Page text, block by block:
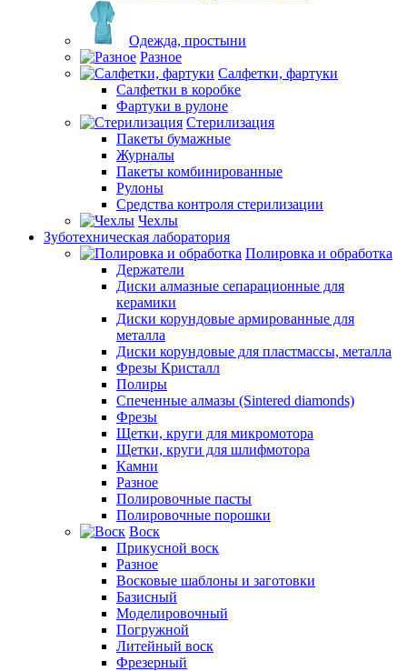
Одежда, простыни
Разное
Салфетки, фартуки
Салфетки в коробке
Фартуки в рулоне
Стерилизация
Пакеты бумажные
Журналы
Пакеты комбинированные
Рулоны
Средства контроля стерилизации
Чехлы
Зуботехническая лаборатория
Полировка и обработка
Держатели
Диски алмазные сепарационные для
керамики
Диски корундовые армированные для
металла
Диски корундовые для пластмассы, металла
Фрезы Кристалл
Полиры
Спеченные алмазы (Sintered diamonds)
Фрезы
Щетки, круги для микромотора
Щетки, круги для шлифмотора
Камни
Разное
Полировочные пасты
Полировочные порошки
Воск
Прикусной воск
Разное
Восковые шаблоны и заготовки
Базисный
Моделировочный
Погружной
Литейный воск
Фрезерный